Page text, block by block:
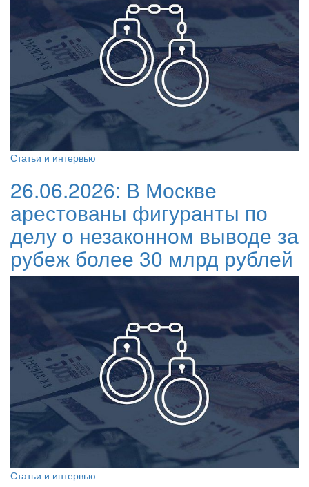
Статьи и интервью
26.06.2026: В Москве
арестованы фигуранты по
делу о незаконном выводе за
рубеж более 30 млрд рублей
Статьи и интервью